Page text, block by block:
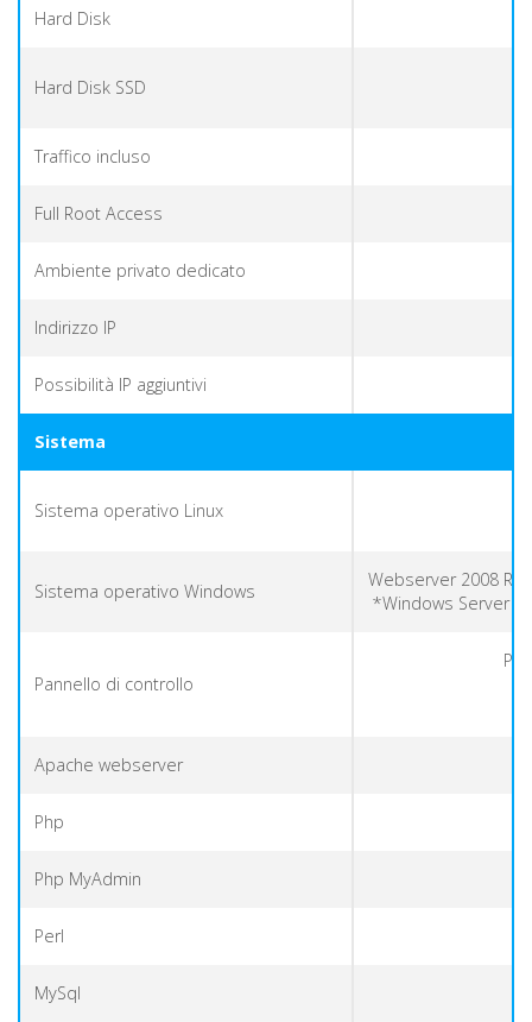
Hard Disk
Hard Disk SSD
Traffico incluso
Full Root Access
Ambiente privato dedicato
Indirizzo IP
Possibilità IP aggiuntivi
Sistema
Sistema operativo Linux
Sistema operativo Windows
Webserver 2008
*Windows Server
Pannello di controllo
Apache webserver
Php
Php MyAdmin
Perl
MySql